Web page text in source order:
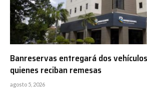
Banreservas entregará dos
quienes reciban remesas
agosto 5, 2026